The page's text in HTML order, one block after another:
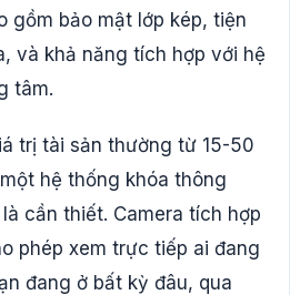
gồm bảo mật lớp kép, tiện
và khả năng tích hợp với hệ
tâm.
trị tài sản thường từ 15-50
hệ thống khóa thông
cần thiết. Camera tích hợp
phép xem trực tiếp ai đang
đang ở bất kỳ đâu, qua